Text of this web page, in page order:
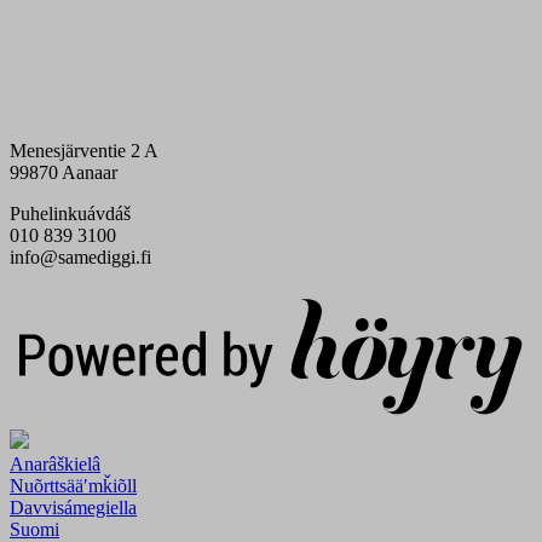
Menesjärventie 2 A
99870 Aanaar
Puhelinkuávdáš
010 839 3100
info@samediggi.fi
Anarâškielâ
Nuõrttsääʹmǩiõll
Davvisámegiella
Suomi